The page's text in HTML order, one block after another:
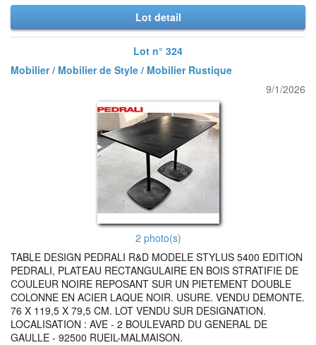
Lot detail
Lot n° 324
Mobilier / Mobilier de Style / Mobilier Rustique
9/1/2026
2 photo(s)
TABLE DESIGN PEDRALI R&D MODELE STYLUS 5400 EDITION
PEDRALI, PLATEAU RECTANGULAIRE EN BOIS STRATIFIE DE
COULEUR NOIRE REPOSANT SUR UN PIETEMENT DOUBLE
COLONNE EN ACIER LAQUE NOIR. USURE. VENDU DEMONTE.
76 X 119,5 X 79,5 CM. LOT VENDU SUR DESIGNATION.
LOCALISATION : AVE - 2 BOULEVARD DU GENERAL DE
GAULLE - 92500 RUEIL-MALMAISON.